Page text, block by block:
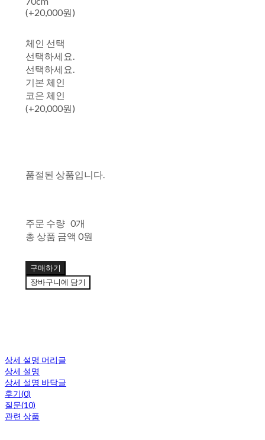
(+20,000원)
체인 선택
선택하세요.
선택하세요.
기본 체인
코은 체인
(+20,000원)
품절된 상품입니다.
주문 수량 0개
총 상품 금액 0원
구매하기
장바구니에 담기
상세 설명 머리글
상세 설명
상세 설명 바닥글
후기(0)
질문(10)
관련 상품